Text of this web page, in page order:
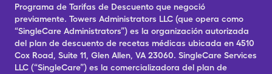
Programa de Tarifas de Descuento que negoció
previamente. Towers Administrators LLC (que opera como
“SingleCare Administrators”) es la organización autorizada
del plan de descuento de recetas médicas ubicada en 4510
Cox Road, Suite 11, Glen Allen, VA 23060. SingleCare Services
LLC (“SingleCare”) es la comercializadora del plan de